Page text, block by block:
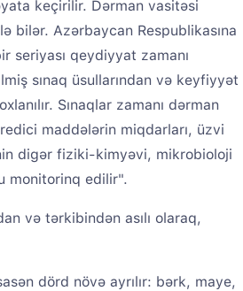
keçirilir. Dərman vasitəsi
bilər. Azərbaycan Respublikasına
seriyası qeydiyyat zamanı
sınaq üsullarından və keyfiyyət
Sınaqlar zamanı dərman
maddələrin miqdarları, üzvi
digər fiziki-kimyəvi, mikrobioloji
monitorinq edilir".
və tərkibindən asılı olaraq,
dörd növə ayrılır: bərk, maye,